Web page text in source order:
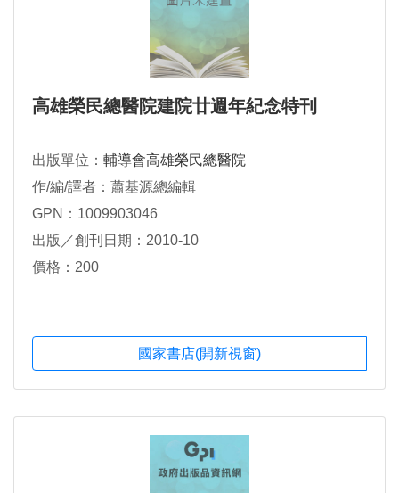
高雄榮民總醫院建院廿週年紀念特刊
出版單位： 輔導會高雄榮民總醫院
作/編/譯者：蕭基源總編輯
GPN：1009903046
出版／創刊日期：2010-10
價格：200
國家書店(開新視窗)